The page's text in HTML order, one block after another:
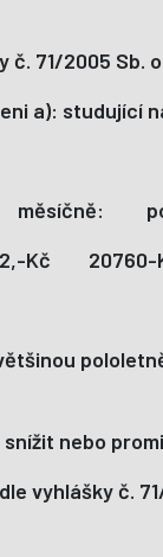
č. 71/2005 Sb.
a): studující
Kč
nebo
vyhlášky č.